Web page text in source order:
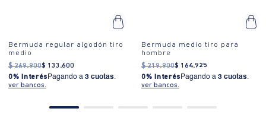
Bermuda regular algodón tiro
medio
$ 269.900$ 133 .600
0% Interés Pagando a 3 cuotas.
ver bancos.
Bermuda medio tiro para
hombre
$ 219.900$ 164.925
0% Interés Pagando a 3 cuotas.
ver bancos.